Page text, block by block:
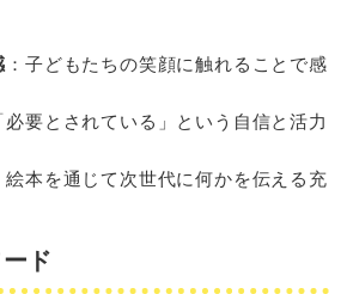
：子どもたちの笑顔に触れることで感
必要とされている」という自信と活力
絵本を通じて次世代に何かを伝える充
ド